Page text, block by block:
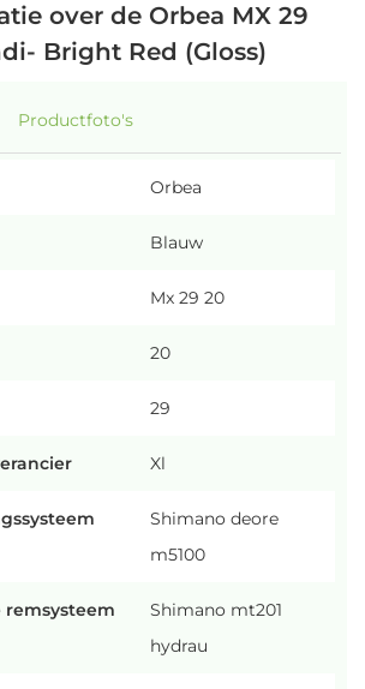
over de Orbea MX 29
Bright Red (Gloss)
Productfoto's
Orbea
Blauw
Mx 29 20
20
29
Xl
Shimano deore
m5100
Shimano mt201
hydrau